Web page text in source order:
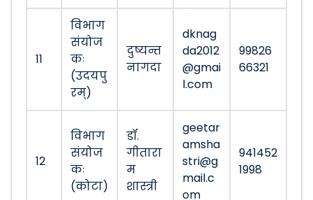
11
विभाग
संयोज
कः
(उदयपु
रम्)
दुष्यन्त
नागदा
dknag
da2012
@gmai
l.com
99826
66321
12
विभाग
संयोज
कः
(कोटा)
डॉ.
गीतारा
म
शास्त्री
geetar
amsha
stri@g
mail.c
om
941452
1998